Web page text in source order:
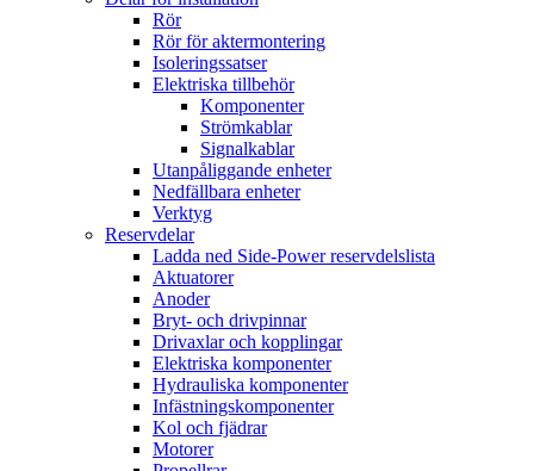
Rör
Rör för aktermontering
Isoleringssatser
Elektriska tillbehör
Komponenter
Strömkablar
Signalkablar
Utanpåliggande enheter
Nedfällbara enheter
Verktyg
Reservdelar
Ladda ned Side-Power reservdelslista
Aktuatorer
Anoder
Bryt- och drivpinnar
Drivaxlar och kopplingar
Elektriska komponenter
Hydrauliska komponenter
Infästningskomponenter
Kol och fjädrar
Motorer